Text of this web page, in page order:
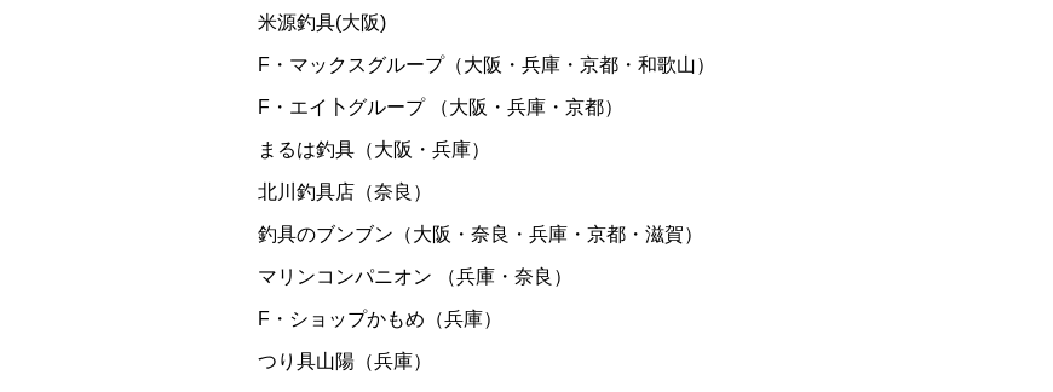
米源釣具(大阪)
F・マックスグループ（大阪・兵庫・京都・和歌山）
F・エイ卜グループ （大阪・兵庫・京都）
まるは釣具（大阪・兵庫）
北川釣具店（奈良）
釣具のブンブン（大阪・奈良・兵庫・京都・滋賀）
マリンコンパニオン （兵庫・奈良）
F・ショップかもめ（兵庫）
つり具山陽（兵庫）